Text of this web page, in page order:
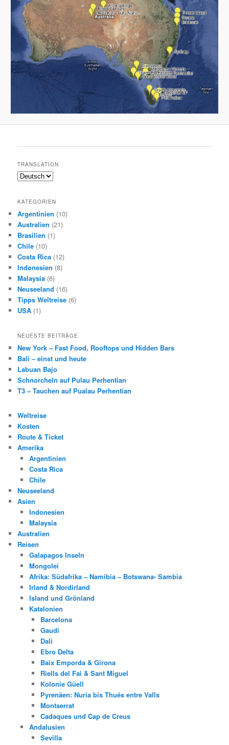
TRANSLATION
KATEGORIEN
Argentinien (10)
Australien (21)
Brasilien (1)
Chile (10)
Costa Rica (12)
Indonesien (8)
Malaysia (6)
Neuseeland (16)
Tipps Weltreise (6)
USA (1)
NEUESTE BEITRÄGE
New York – Fast Food, Rooftops und Hidden Bars
Bali – einst und heute
Labuan Bajo
Schnorcheln auf Pulau Perhentian
T3 – Tauchen auf Pualau Perhentian
Weltreise
Kosten
Route & Ticket
Amerika
Argentinien
Costa Rica
Chile
Neuseeland
Asien
Indonesien
Malaysia
Australien
Reisen
Galapagos Inseln
Mongolei
Afrika: Südafrika – Namibia – Botswana- Sambia
Irland & Nordirland
Island und Grönland
Katalonien
Barcelona
Gaudi
Dali
Ebro Delta
Baix Emporda & Girona
Riells del Fai & Sant Miguel
Kolonie Güell
Pyrenäen: Nuria bis Thués entre Valls
Montserrat
Cadaques und Cap de Creus
Andalusien
Sevilla